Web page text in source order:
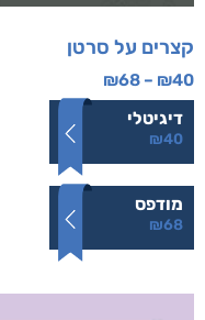
קצרים על סרטן
₪40
–
₪68
דיגיטלי
₪40
מודפס
₪68